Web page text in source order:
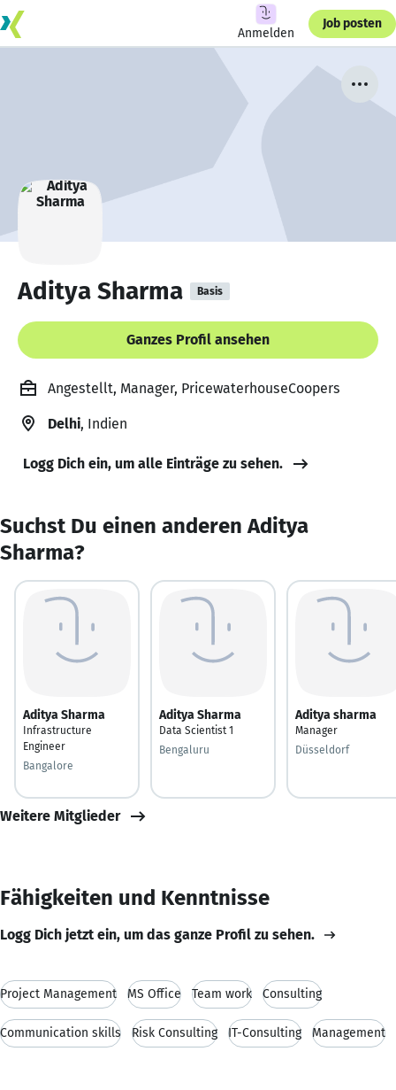
Anmelden
Job posten
Aditya Sharma Basis
Ganzes Profil ansehen
Angestellt, Manager, PricewaterhouseCoopers
Delhi, Indien
Logg Dich ein, um alle Einträge zu sehen.
Suchst Du einen anderen Aditya
Sharma?
Aditya Sharma
Infrastructure
Engineer
Bangalore
Aditya Sharma
Data Scientist 1
Bengaluru
Aditya sharma
Manager
Düsseldorf
Weitere Mitglieder
Fähigkeiten und Kenntnisse
Logg Dich jetzt ein, um das ganze Profil zu sehen.
Project Management MS Office Team work Consulting
Communication skills Risk Consulting IT-Consulting Management